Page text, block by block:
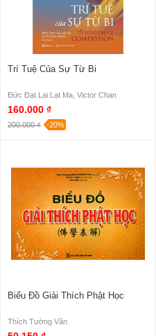
Trí Tuệ Của Sự Từ Bi
Đức Đạt Lai Lạt Ma, Victor Chan
160.000 ₫
200.000 ₫ -20%
Biểu Đồ Giải Thích Phật Học
Thích Tường Vân